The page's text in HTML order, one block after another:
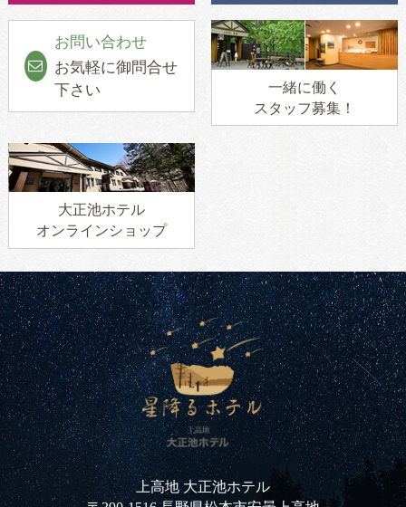
お問い合わせ
お気軽に御問合せ
下さい
一緒に働く
スタッフ募集！
大正池ホテル
オンラインショップ
上高地 大正池ホテル